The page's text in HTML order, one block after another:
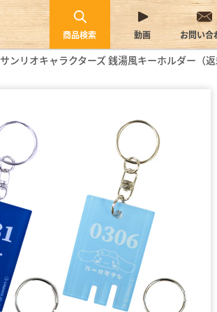
商品検索 動画 お問い合
サンリオキャラクターズ 銭湯風キーホルダー（返